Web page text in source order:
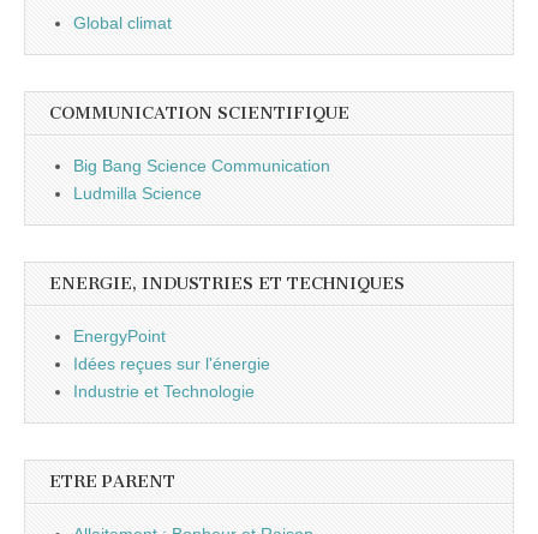
Global climat
COMMUNICATION SCIENTIFIQUE
Big Bang Science Communication
Ludmilla Science
ENERGIE, INDUSTRIES ET TECHNIQUES
EnergyPoint
Idées reçues sur l'énergie
Industrie et Technologie
ETRE PARENT